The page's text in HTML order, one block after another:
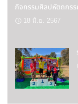
กิจกรรมศิลปหัตถกร
18 มิ.ย. 2567